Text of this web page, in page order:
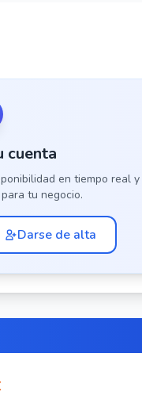
cuenta
en tiempo real y
tu negocio.
Darse de alta